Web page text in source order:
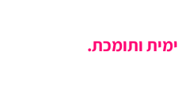
ותומכת.